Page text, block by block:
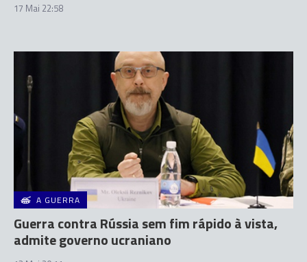
17 Mai 22:58
A GUERRA
Guerra contra Rússia sem fim rápido à vista,
admite governo ucraniano